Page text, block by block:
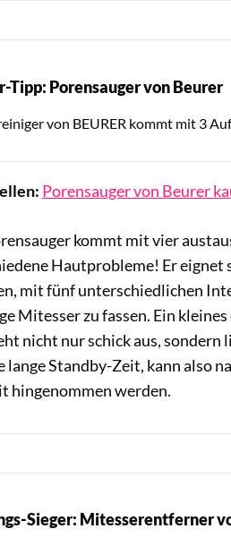
Tipp: Porensauger von Beurer
von BEURER kommt mit 3
Porensauger von Beurer
kommt mit vier
Hautprobleme! Er eignet
mit fünf unterschiedlichen
Mitesser zu fassen. Ein
nicht nur schick aus, sondern
lange Standby-Zeit, kann also
hingenommen werden.
Sieger: Mitesserentferner